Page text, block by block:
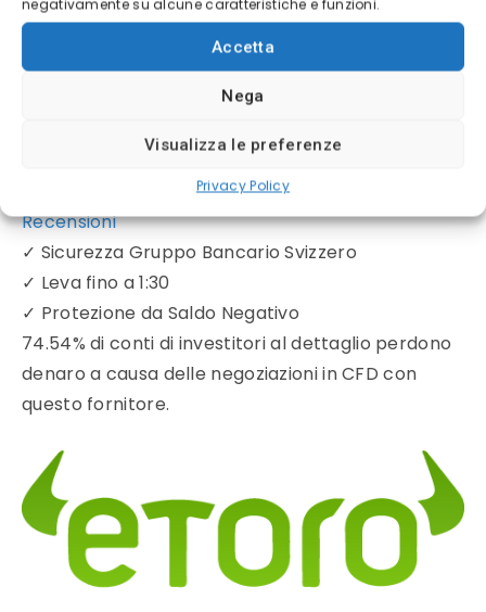
negativamente su alcune caratteristiche e funzioni.
Accetta
Nega
Visualizza le preferenze
Privacy Policy
Recensioni
✓ Sicurezza Gruppo Bancario Svizzero
✓ Leva fino a 1:30
✓ Protezione da Saldo Negativo
74.54% di conti di investitori al dettaglio perdono
denaro a causa delle negoziazioni in CFD con
questo fornitore.